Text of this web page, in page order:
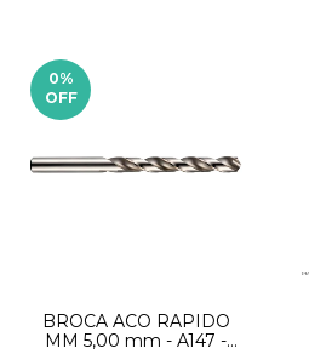
0%
OFF
BROCA ACO RAPIDO
MM 5,00 mm - A147 -